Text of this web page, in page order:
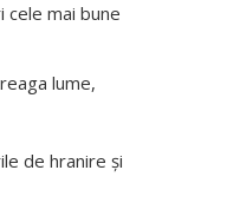
mai bune
lume,
de hranire și